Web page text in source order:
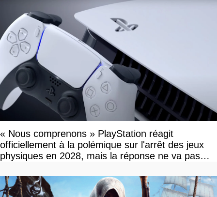
« Nous comprenons » PlayStation réagit
officiellement à la polémique sur l'arrêt des jeux
physiques en 2028, mais la réponse ne va pas